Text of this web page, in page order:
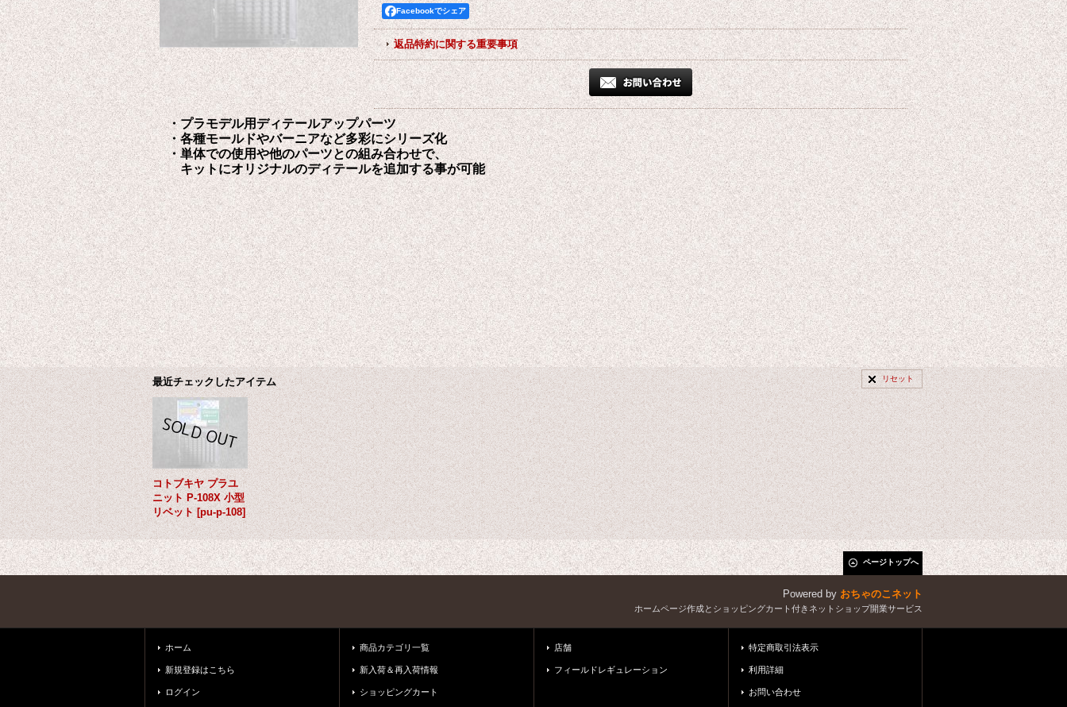
Facebookでシェア
返品特約に関する重要事項
・プラモデル用ディテールアップパーツ
・各種モールドやバーニアなど多彩にシリーズ化
・単体での使用や他のパーツとの組み合わせで、
キットにオリジナルのディテールを追加する事が可能
最近チェックしたアイテム リセット
コトブキヤ プラユ
ニット P-108X 小型
リベット [pu-p-108]
ページトップへ
Powered by おちゃのこネット
ホームページ作成とショッピングカート付きネットショップ開業サービス
ホーム
新規登録はこちら
ログイン
商品カテゴリ一覧
新入荷＆再入荷情報
ショッピングカート
店舗
フィールドレギュレーション
特定商取引法表示
利用詳細
お問い合わせ